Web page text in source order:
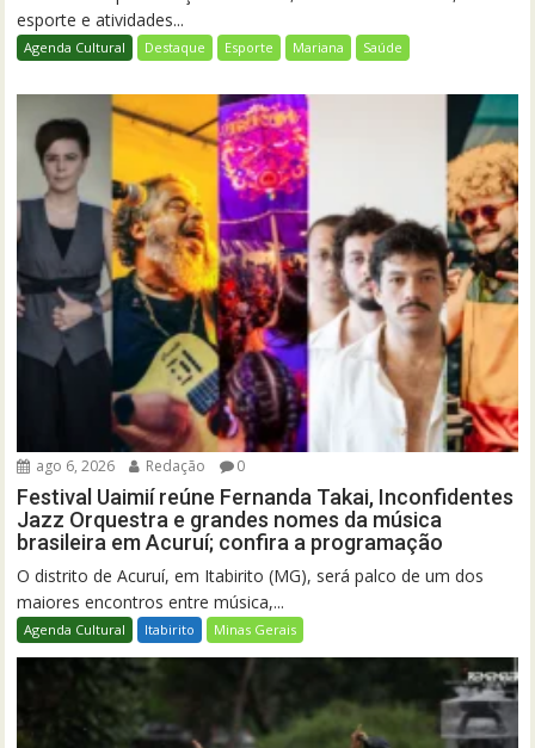
esporte e atividades...
Agenda Cultural Destaque Esporte Mariana Saúde
ago 6, 2026 Redação 0
Festival Uaimií reúne Fernanda Takai, Inconfidentes
Jazz Orquestra e grandes nomes da música
brasileira em Acuruí; confira a programação
O distrito de Acuruí, em Itabirito (MG), será palco de um dos
maiores encontros entre música,...
Agenda Cultural Itabirito Minas Gerais